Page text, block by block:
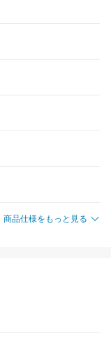
商品仕様をもっと見る